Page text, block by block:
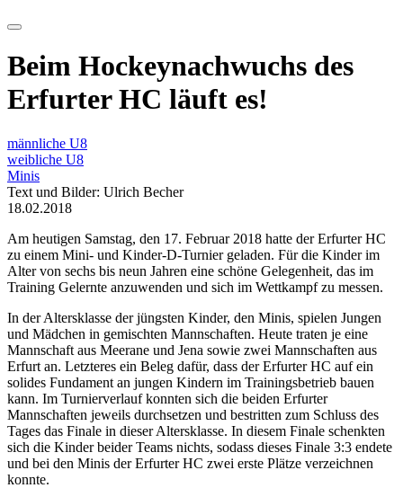
Beim Hockeynachwuchs des
Erfurter HC läuft es!
männliche U8
weibliche U8
Minis
Text und Bilder: Ulrich Becher
18.02.2018
Am heutigen Samstag, den 17. Februar 2018 hatte der Erfurter HC
zu einem Mini- und Kinder-D-Turnier geladen. Für die Kinder im
Alter von sechs bis neun Jahren eine schöne Gelegenheit, das im
Training Gelernte anzuwenden und sich im Wettkampf zu messen.
In der Altersklasse der jüngsten Kinder, den Minis, spielen Jungen
und Mädchen in gemischten Mannschaften. Heute traten je eine
Mannschaft aus Meerane und Jena sowie zwei Mannschaften aus
Erfurt an. Letzteres ein Beleg dafür, dass der Erfurter HC auf ein
solides Fundament an jungen Kindern im Trainingsbetrieb bauen
kann. Im Turnierverlauf konnten sich die beiden Erfurter
Mannschaften jeweils durchsetzen und bestritten zum Schluss des
Tages das Finale in dieser Altersklasse. In diesem Finale schenkten
sich die Kinder beider Teams nichts, sodass dieses Finale 3:3 endete
und bei den Minis der Erfurter HC zwei erste Plätze verzeichnen
konnte.